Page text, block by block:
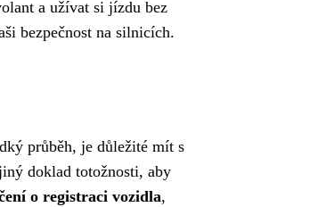
a užívat si jízdu bez
bezpečnost na silnicích.
průběh, je důležité mít s
doklad totožnosti, aby
o registraci vozidla,